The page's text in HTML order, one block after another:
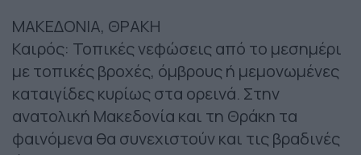
ΜΑΚΕΔΟΝΙΑ, ΘΡΑΚΗ
Καιρός: Τοπικές νεφώσεις από το μεσημέρι
με τοπικές βροχές, όμβρους ή μεμονωμένες
καταιγίδες κυρίως στα ορεινά. Στην
ανατολική Μακεδονία και τη Θράκη τα
φαινόμενα θα συνεχιστούν και τις βραδινές